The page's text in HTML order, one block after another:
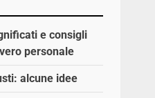
e consigli
personale
alcune idee